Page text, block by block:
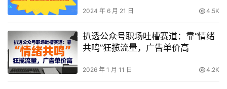
2024 年 6 月 21 日 4.5K
扒透公众号职场吐槽赛道：靠“情绪
共鸣”狂揽流量，广告单价高
2026 年 1 月 11 日 4.2K